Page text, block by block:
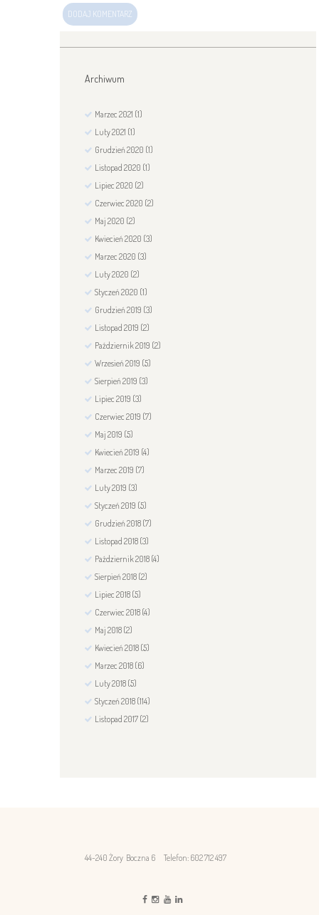
Archiwum
Marzec2021 (1)
Luty2021 (1)
Grudzień2020 (1)
Listopad2020 (1)
Lipiec2020 (2)
Czerwiec2020 (2)
Maj2020 (2)
Kwiecień2020 (3)
Marzec2020 (3)
Luty2020 (2)
Styczeń2020 (1)
Grudzień2019 (3)
Listopad2019 (2)
Październik2019 (2)
Wrzesień2019 (5)
Sierpień2019 (3)
Lipiec2019 (3)
Czerwiec2019 (7)
Maj2019 (5)
Kwiecień2019 (4)
Marzec2019 (7)
Luty2019 (3)
Styczeń2019 (5)
Grudzień2018 (7)
Listopad2018 (3)
Październik2018 (4)
Sierpień2018 (2)
Lipiec2018 (5)
Czerwiec2018 (4)
Maj2018 (2)
Kwiecień2018 (5)
Marzec2018 (6)
Luty2018 (5)
Styczeń2018 (114)
Listopad2017 (2)
Telefon: 602 712 497
44-240 Żory Boczna 6